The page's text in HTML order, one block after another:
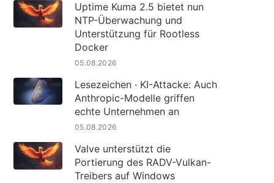
Uptime Kuma 2.5 bietet nun
NTP-Überwachung und
Unterstützung für Rootless
Docker
05.08.2026
Lesezeichen · KI-Attacke: Auch
Anthropic-Modelle griffen
echte Unternehmen an
05.08.2026
Valve unterstützt die
Portierung des RADV-Vulkan-
Treibers auf Windows